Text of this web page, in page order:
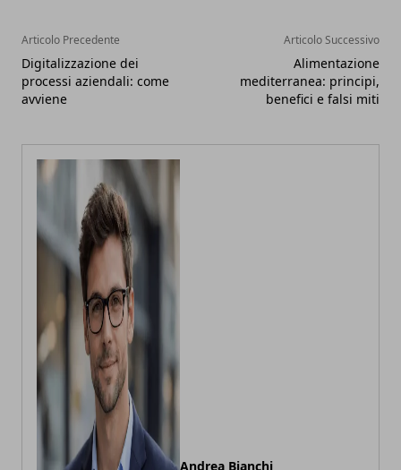
Articolo Precedente
Digitalizzazione dei
processi aziendali: come
avviene
Articolo Successivo
Alimentazione
mediterranea: principi,
benefici e falsi miti
Andrea Bianchi